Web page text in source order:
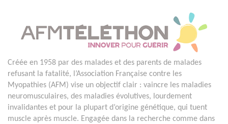
Créée en 1958 par des malades et des parents de malades
refusant la fatalité, l’Association Française contre les
Myopathies (AFM) vise un objectif clair : vaincre les maladies
neuromusculaires, des maladies évolutives, lourdement
invalidantes et pour la plupart d’origine génétique, qui tuent
muscle après muscle. Engagée dans la recherche comme dans